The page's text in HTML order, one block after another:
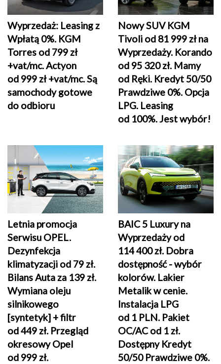
Wyprzedaż: Leasing z
Wpłatą 0%. KGM
Torres od 799 zł
+vat/mc. Actyon
od 999 zł +vat/mc. Są
samochody gotowe
do odbioru
Nowy SUV KGM
Tivoli od 81 999 zł na
Wyprzedaży. Korando
od 95 320 zł. Mamy
od Ręki. Kredyt 50/50
Prawdziwe 0%. Opcja
LPG. Leasing
od 100%. Jest wybór!
Letnia promocja
Serwisu OPEL.
Dezynfekcja
klimatyzacji od 79 zł.
Bilans Auta za 139 zł.
Wymiana oleju
silnikowego
[syntetyk] + filtr
od 449 zł. Przegląd
okresowy Opel
od 999 zł.
BAIC 5 Luxury na
Wyprzedaży od
114 400 zł. Dobra
dostępność - wybór
kolorów. Lakier
Metalik w cenie.
Instalacja LPG
od 1 PLN. Pakiet
OC/AC od 1 zł.
Dostępny Kredyt
50/50 Prawdziwe 0%.